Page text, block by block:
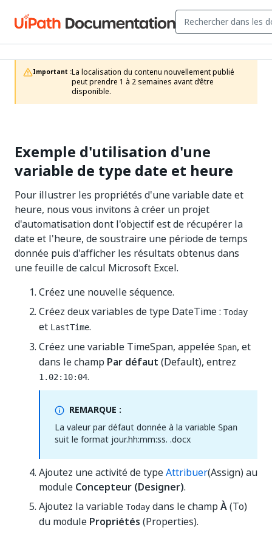
Important :La localisation du contenu nouvellement publié
peut prendre 1 à 2 semaines avant d’être
disponible.
Exemple d'utilisation d'une
variable de type date et heure
Pour illustrer les propriétés d'une variable date et
heure, nous vous invitons à créer un projet
d'automatisation dont l'objectif est de récupérer la
date et l'heure, de soustraire une période de temps
donnée puis d'afficher les résultats obtenus dans
une feuille de calcul Microsoft Excel.
Créez une nouvelle séquence.
Créez deux variables de type DateTime : Today
et LastTime.
Créez une variable TimeSpan, appelée Span, et
dans le champ Par défaut (Default), entrez
1.02:10:04.
REMARQUE :
La valeur par défaut donnée à la variable Span
suit le format jour.hh:mm:ss. .docx
Ajoutez une activité de typeAttribuer(Assign) au
module Concepteur (Designer).
Ajoutez la variable Today dans le champÀ(To)
du module Propriétés (Properties).